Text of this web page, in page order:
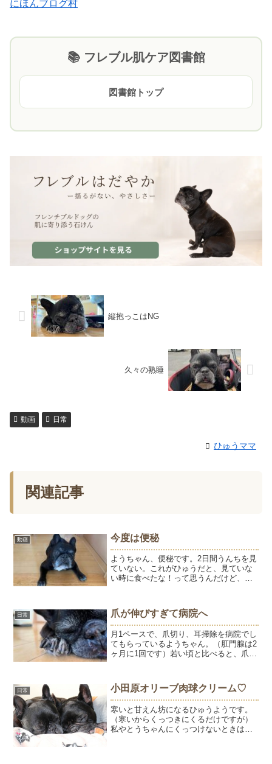
にほんブログ村
📚 フレブル肌ケア図書館
図書館トップ
縦抱っこはNG
久々の熟睡
動画 日常
ひゅうママ
関連記事
動画 今度は便秘
ようちゃん、便秘です。2日間うんちを見
ていない。これがひゅうだと、見ていな
い時に食べたな！って思うんだけど、よ
いので、原因は運動不足ってとこでしょ
うか。雨が止んだすきを...
日常 爪が伸びすぎて病院へ
月1ペースで、爪切り、耳掃除を病院でし
てもらっているようちゃん。（肛門腺は2
ヶ月に1回です）若い頃と比べると、爪の
が削れることもなく、お手入れしてもら
った直後でも家の中...
日常 小田原オリーブ肉球クリーム♡
寒いと甘えん坊になるひゅうようです。
（寒いからくっつきにくるだけですが）
私やとうちゃんにくっつけないときは、